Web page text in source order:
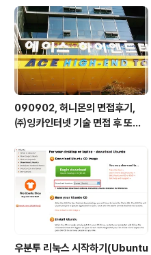
져 복잡하고 다양하며 예측불허의 흐름
다. 여러분도 해보지 않으시겠습니까?
n 의 Genesis(창세기)는 시작되었습니
창조하라.
090902, 허니몬의 면접후기,
㈜잉카인터넷 기술 면접 후 또한
업!!
우분투 리눅스 시작하기(Ubuntu